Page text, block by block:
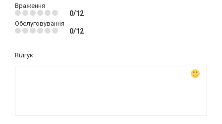
Враження
0/12
Обслуговування
0/12
Відгук: